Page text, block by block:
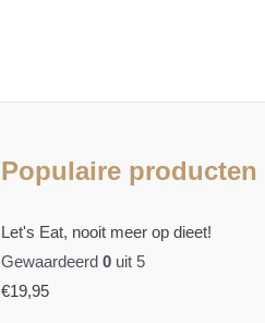
Populaire producten
Let's Eat, nooit meer op dieet!
Gewaardeerd 0 uit 5
€19,95